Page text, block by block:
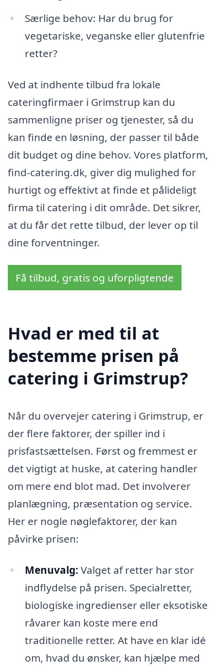
Særlige behov: Har du brug for
vegetariske, veganske eller glutenfrie
retter?
Ved at indhente tilbud fra lokale
cateringfirmaer i Grimstrup kan du
sammenligne priser og tjenester, så du
kan finde en løsning, der passer til både
dit budget og dine behov. Vores platform,
find-catering.dk, giver dig mulighed for
hurtigt og effektivt at finde et pålideligt
firma til catering i dit område. Det sikrer,
at du får det rette tilbud, der lever op til
dine forventninger.
Få tilbud, gratis og uforpligtende
Hvad er med til at
bestemme prisen på
catering i Grimstrup?
Når du overvejer catering i Grimstrup, er
der flere faktorer, der spiller ind i
prisfastsættelsen. Først og fremmest er
det vigtigt at huske, at catering handler
om mere end blot mad. Det involverer
planlægning, præsentation og service.
Her er nogle nøglefaktorer, der kan
påvirke prisen:
Menuvalg: Valget af retter har stor
indflydelse på prisen. Specialretter,
biologiske ingredienser eller eksotiske
råvarer kan koste mere end
traditionelle retter. At have en klar idé
om, hvad du ønsker, kan hjælpe med